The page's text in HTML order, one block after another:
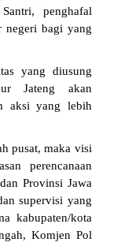
penghafal
negeri bagi yang
yang diusung
Jateng akan
aksi yang lebih
pusat, maka visi
perencanaan
Provinsi Jawa
supervisi yang
kabupaten/kota
Komjen Pol